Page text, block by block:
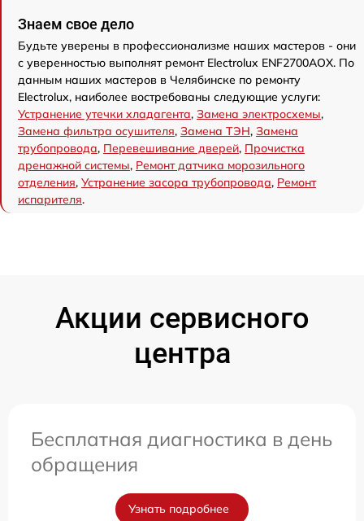
Знаем свое дело
Будьте уверены в профессионализме наших мастеров - они
с уверенностью выполнят ремонт Electrolux ENF2700AOX. По
данным наших мастеров в Челябинске по ремонту
Electrolux, наиболее востребованы следующие услуги:
Устранение утечки хладагента, Замена электросхемы,
Замена фильтра осушителя, Замена ТЭН, Замена
трубопровода, Перевешивание дверей, Прочистка
дренажной системы, Ремонт датчика морозильного
отделения, Устранение засора трубопровода, Ремонт
испарителя.
Акции сервисного
центра
Бесплатная диагностика в день
обращения
Узнать подробнее